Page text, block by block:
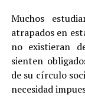
Muchos
atrapados en
no existieran
sienten
de su círculo
necesidad